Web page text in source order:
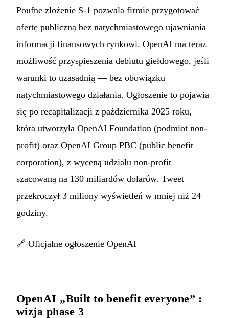
Poufne złożenie S-1 pozwala firmie przygotować
ofertę publiczną bez natychmiastowego ujawniania
informacji finansowych rynkowi. OpenAI ma teraz
możliwość przyspieszenia debiutu giełdowego, jeśli
warunki to uzasadnią — bez obowiązku
natychmiastowego działania. Ogłoszenie to pojawia
się po recapitalizacji z października 2025 roku,
która utworzyła OpenAI Foundation (podmiot non-
profit) oraz OpenAI Group PBC (public benefit
corporation), z wyceną udziału non-profit
szacowaną na 130 miliardów dolarów. Tweet
przekroczył 3 miliony wyświetleń w mniej niż 24
godziny.
🔗 Oficjalne ogłoszenie OpenAI
OpenAI „Built to benefit everyone” :
wizja phase 3